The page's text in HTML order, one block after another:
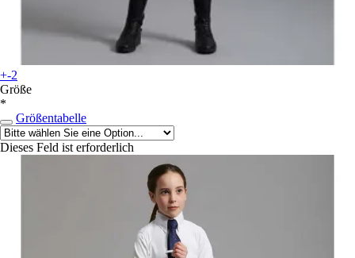
+-2
Größe
*
Größentabelle
Dieses Feld ist erforderlich